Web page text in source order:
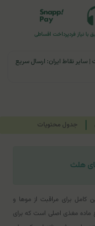
با نیاز فردپرداخت اقساطی
تهران و کرج: تحویل تا ۲۴ ساعت | سایر نقاط ایران: ارسال سریع
جدول محتویات
هلث
برای مراقبت از موها و
شماست. این محصول حاوی 24 نوع ماده مغذی اصلی است که برای